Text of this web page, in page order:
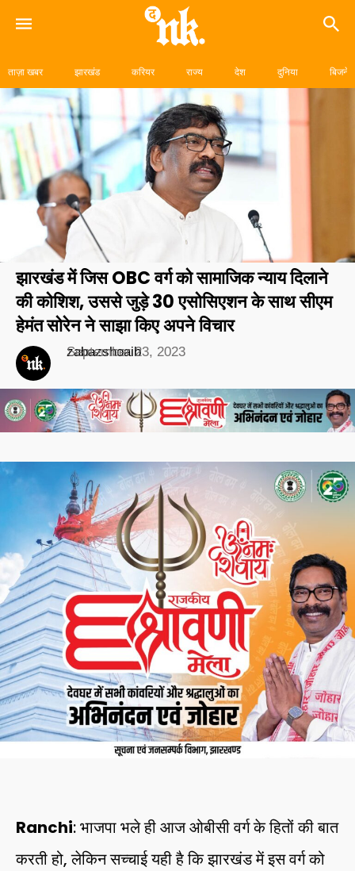
ताज़ा खबर झारखंड करियर राज्य देश दुनिया बिजनेस
झारखंड में जिस OBC वर्ग को सामाजिक न्याय दिलाने
की कोशिश, उससे जुड़े 30 एसोसिएशन के साथ सीएम
हेमंत सोरेन ने साझा किए अपने विचार
zabazshoaib
September 23, 2023
Ranchi: भाजपा भले ही आज ओबीसी वर्ग के हितों की बात
करती हो, लेकिन सच्चाई यही है कि झारखंड में इस वर्ग को